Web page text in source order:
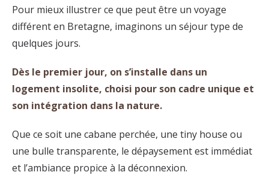
Pour mieux illustrer ce que peut être un voyage
différent en Bretagne, imaginons un séjour type de
quelques jours.
Dès le premier jour, on s’installe dans un
logement insolite, choisi pour son cadre unique et
son intégration dans la nature.
Que ce soit une cabane perchée, une tiny house ou
une bulle transparente, le dépaysement est immédiat
et l’ambiance propice à la déconnexion.